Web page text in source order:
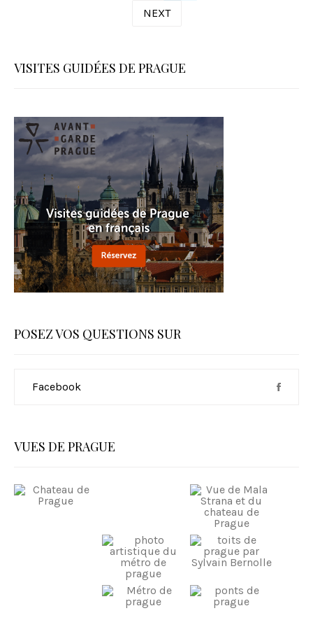
i
a
t
o
n
d
e
p
i
c
NEXT
VISITES GUIDÉES DE PRAGUE
POSEZ VOS QUESTIONS SUR
Facebook
VUES DE PRAGUE